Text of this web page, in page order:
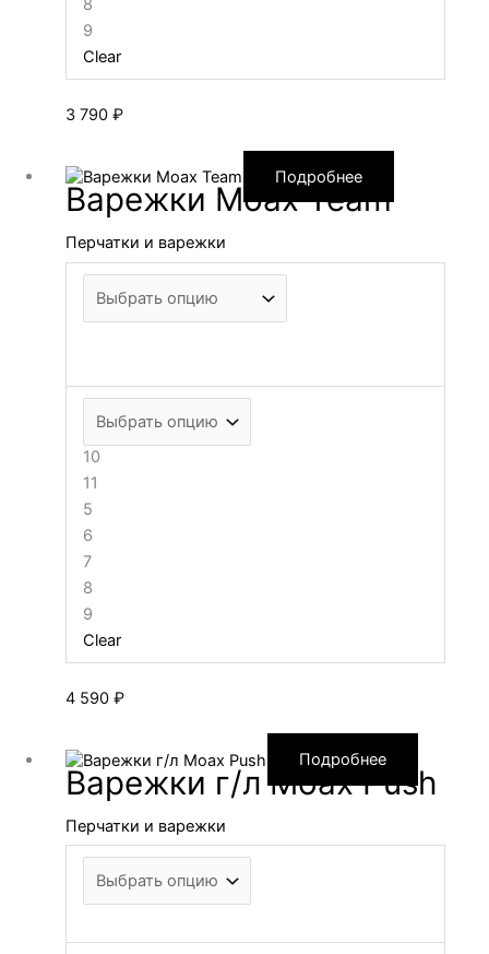
8
9
Clear
3 790 ₽
Подробнее
Варежки Moax Team
Перчатки и варежки
10
11
5
6
7
8
9
Clear
4 590 ₽
Подробнее
Варежки г/л Moax Push
Перчатки и варежки